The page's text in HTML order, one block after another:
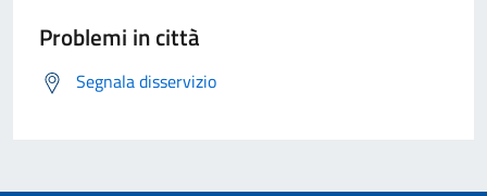
Problemi in città
Segnala disservizio